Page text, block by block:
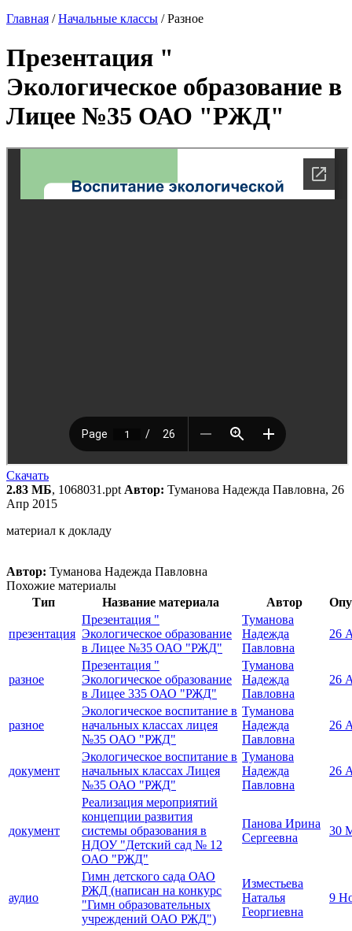
Главная /Начальные классы /Разное
Презентация "
Экологическое образование в
Лицее №35 ОАО "РЖД"
Скачать
2.83 МБ, 1068031.ppt Автор: Туманова Надежда Павловна, 26
Апр 2015
материал к докладу
Автор: Туманова Надежда Павловна
Похожие материалы
Тип
Название материала Автор
презентация
Презентация "
Экологическое образование
в Лицее №35 ОАО "РЖД"
Туманова
Надежда
Павловна
26
разное
Презентация "
Экологическое образование
в Лицее 335 ОАО "РЖД"
Туманова
Надежда
Павловна
26
разное
Экологическое воспитание в
начальных классах лицея
№35 ОАО "РЖД"
Туманова
Надежда
Павловна
26
документ
Экологическое воспитание в
начальных классах Лицея
№35 ОАО "РЖД"
Туманова
Надежда
Павловна
26
документ
Реализация мероприятий
концепции развития
системы образования в
НДОУ "Детский сад № 12
ОАО "РЖД"
Панова Ирина
Сергеевна
30
аудио
Гимн детского сада ОАО
РЖД (написан на конкурс
"Гимн образовательных
учреждений ОАО РЖД")
Изместьева
Наталья
Георгиевна
9